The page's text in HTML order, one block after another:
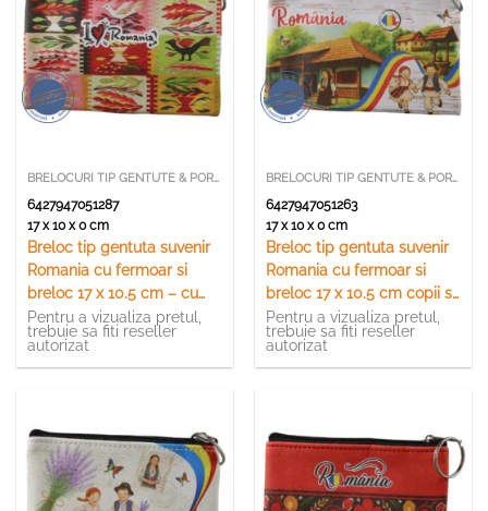
BRELOCURI TIP GENTUTE & PORTCHEI
6427947051287
17 x 10 x 0 cm
Breloc tip gentuta suvenir
Romania cu fermoar si
breloc 17 x 10.5 cm – cu
motive florale
Pentru a vizualiza pretul,
trebuie sa fiti reseller
autorizat
BRELOCURI TIP GENTUTE & PORTCHEI
6427947051263
17 x 10 x 0 cm
Breloc tip gentuta suvenir
Romania cu fermoar si
breloc 17 x 10.5 cm copii si
femeie in port traditional
Pentru a vizualiza pretul,
trebuie sa fiti reseller
autorizat